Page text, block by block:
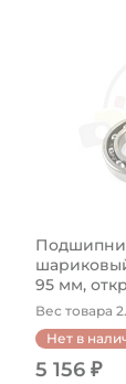
95 мм,
Вес товара
Нет в
5 156 ₽